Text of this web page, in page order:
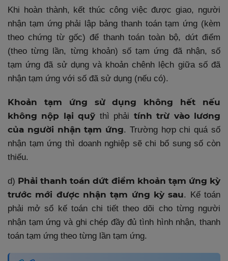
Khi hoàn thành, kết thúc công việc được giao, người
nhận tạm ứng phải lập bảng thanh toán tạm ứng (kèm
theo chứng từ gốc) để thanh toán toàn bộ, dứt điểm
(theo từng lần, từng khoản) số tạm ứng đã nhận, số
tạm ứng đã sử dụng và khoản chênh lệch giữa số đã
nhận tạm ứng với số đã sử dụng (nếu có).
Khoản tạm ứng sử dụng không hết nếu
không nộp lại quỹ thì phải tính trừ vào lương
của người nhận tạm ứng. Trường hợp chi quá số
nhận tạm ứng thì doanh nghiệp sẽ chi bổ sung số còn
thiếu.
d) Phải thanh toán dứt điểm khoản tạm ứng kỳ
trước mới được nhận tạm ứng kỳ sau. Kế toán
phải mở sổ kế toán chi tiết theo dõi cho từng người
nhận tạm ứng và ghi chép đầy đủ tình hình nhận, thanh
toán tạm ứng theo từng lần tạm ứng.